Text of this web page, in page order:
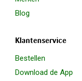
Blog
Klantenservice
Bestellen
Download de App